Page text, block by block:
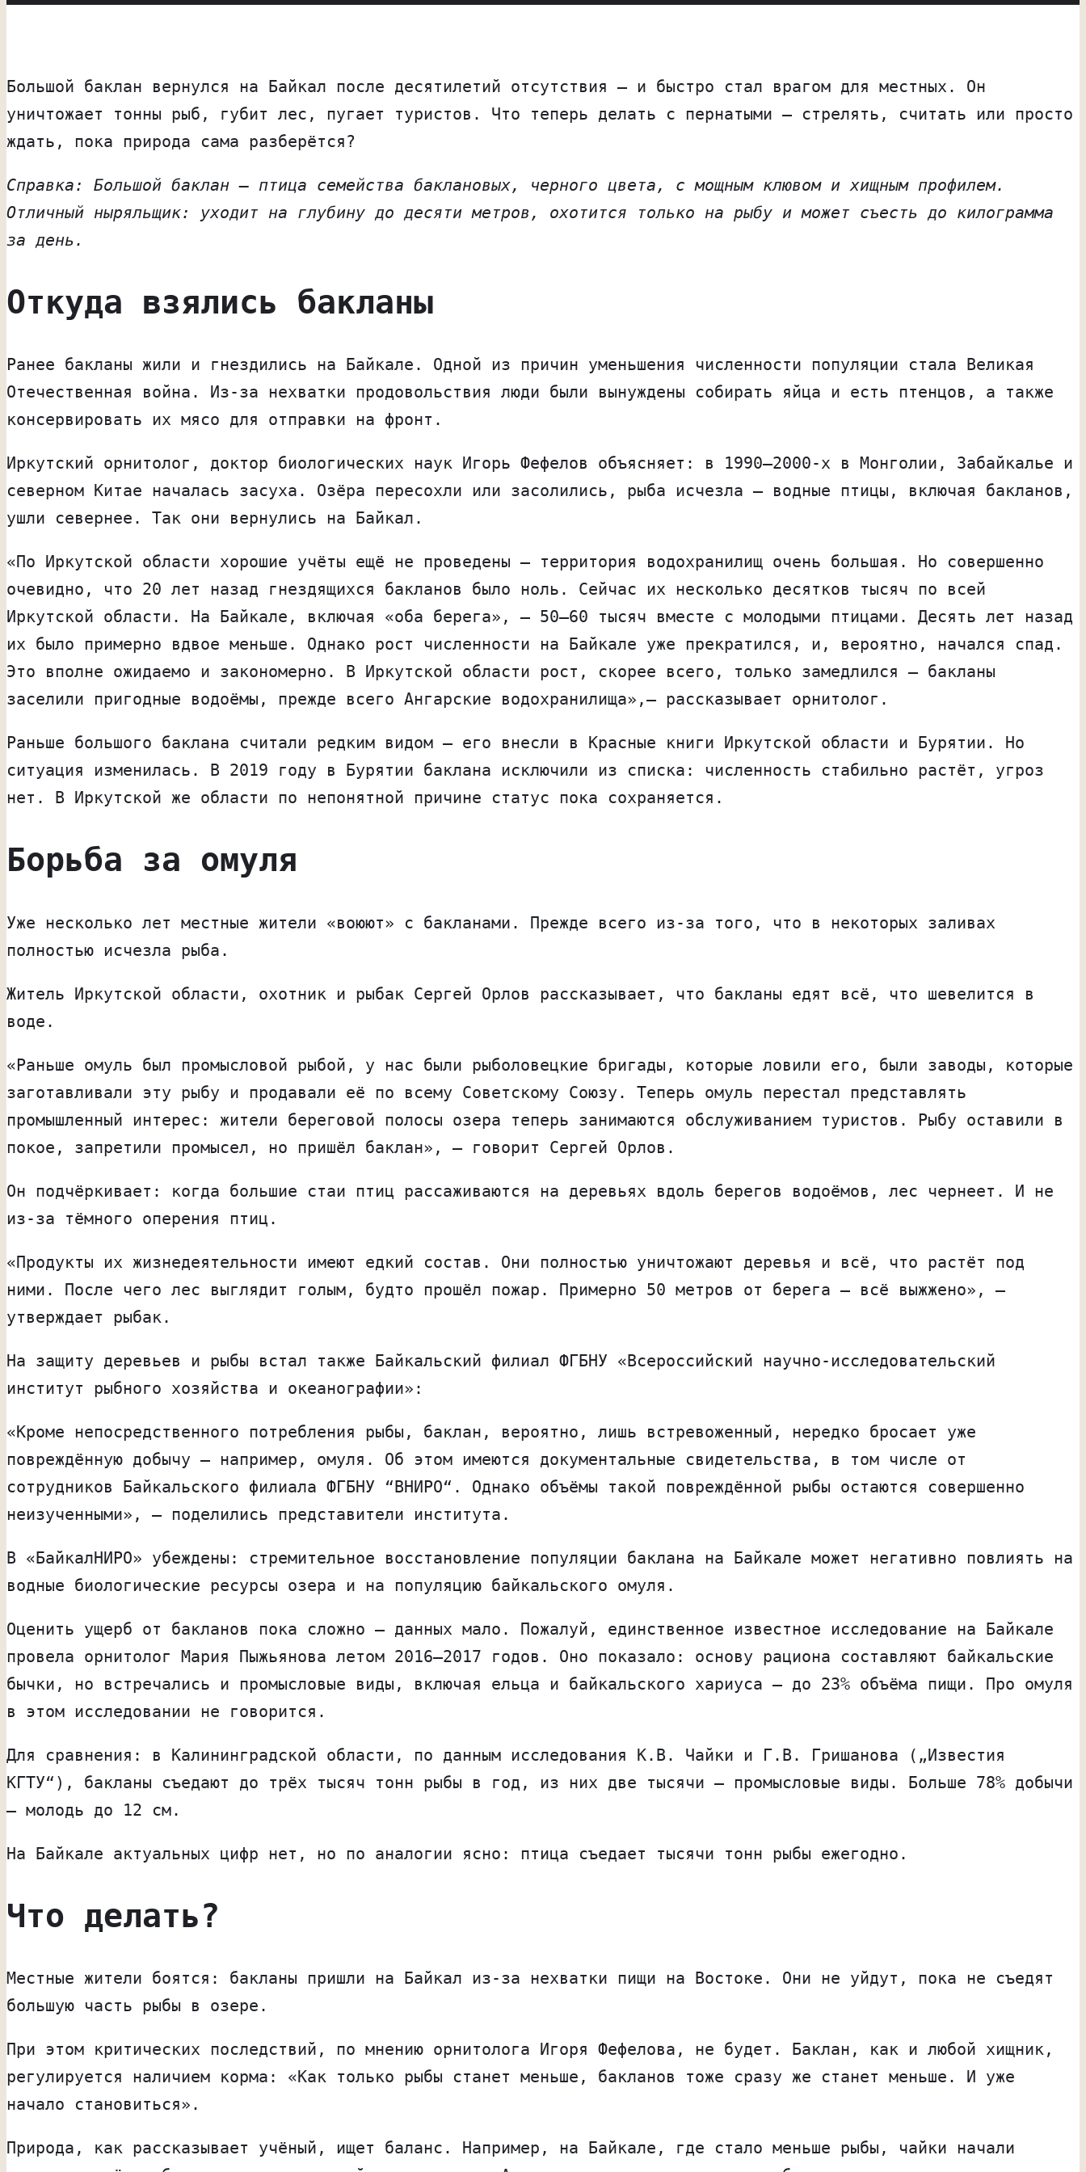
Большой баклан вернулся на Байкал после десятилетий отсутствия — и быстро стал врагом для местных. Он
уничтожает тонны рыб, губит лес, пугает туристов. Что теперь делать с пернатыми — стрелять, считать или просто
ждать, пока природа сама разберётся?
Справка: Большой баклан — птица семейства баклановых, черного цвета, с мощным клювом и хищным профилем.
Отличный ныряльщик: уходит на глубину до десяти метров, охотится только на рыбу и может съесть до килограмма
за день.
Откуда взялись бакланы
Ранее бакланы жили и гнездились на Байкале. Одной из причин уменьшения численности популяции стала Великая
Отечественная война. Из-за нехватки продовольствия люди были вынуждены собирать яйца и есть птенцов, а также
консервировать их мясо для отправки на фронт.
Иркутский орнитолог, доктор биологических наук Игорь Фефелов объясняет: в 1990–2000-х в Монголии, Забайкалье и
северном Китае началась засуха. Озёра пересохли или засолились, рыба исчезла — водные птицы, включая бакланов,
ушли севернее. Так они вернулись на Байкал.
«По Иркутской области хорошие учёты ещё не проведены — территория водохранилищ очень большая. Но совершенно
очевидно, что 20 лет назад гнездящихся бакланов было ноль. Сейчас их несколько десятков тысяч по всей
Иркутской области. На Байкале, включая «оба берега», — 50–60 тысяч вместе с молодыми птицами. Десять лет назад
их было примерно вдвое меньше. Однако рост численности на Байкале уже прекратился, и, вероятно, начался спад.
Это вполне ожидаемо и закономерно. В Иркутской области рост, скорее всего, только замедлился — бакланы
заселили пригодные водоёмы, прежде всего Ангарские водохранилища»,– рассказывает орнитолог.
Раньше большого баклана считали редким видом — его внесли в Красные книги Иркутской области и Бурятии. Но
ситуация изменилась. В 2019 году в Бурятии баклана исключили из списка: численность стабильно растёт, угроз
нет. В Иркутской же области по непонятной причине статус пока сохраняется.
Борьба за омуля
Уже несколько лет местные жители «воюют» с бакланами. Прежде всего из-за того, что в некоторых заливах
полностью исчезла рыба.
Житель Иркутской области, охотник и рыбак Сергей Орлов рассказывает, что бакланы едят всё, что шевелится в
воде.
«Раньше омуль был промысловой рыбой, у нас были рыболовецкие бригады, которые ловили его, были заводы, которые
заготавливали эту рыбу и продавали её по всему Советскому Союзу. Теперь омуль перестал представлять
промышленный интерес: жители береговой полосы озера теперь занимаются обслуживанием туристов. Рыбу оставили в
покое, запретили промысел, но пришёл баклан», — говорит Сергей Орлов.
Он подчёркивает: когда большие стаи птиц рассаживаются на деревьях вдоль берегов водоёмов, лес чернеет. И не
из-за тёмного оперения птиц.
«Продукты их жизнедеятельности имеют едкий состав. Они полностью уничтожают деревья и всё, что растёт под
ними. После чего лес выглядит голым, будто прошёл пожар. Примерно 50 метров от берега — всё выжжено», —
утверждает рыбак.
На защиту деревьев и рыбы встал также Байкальский филиал ФГБНУ «Всероссийский научно-исследовательский
институт рыбного хозяйства и океанографии»:
«Кроме непосредственного потребления рыбы, баклан, вероятно, лишь встревоженный, нередко бросает уже
повреждённую добычу — например, омуля. Об этом имеются документальные свидетельства, в том числе от
сотрудников Байкальского филиала ФГБНУ “ВНИРО“. Однако объёмы такой повреждённой рыбы остаются совершенно
неизученными», — поделились представители института.
В «БайкалНИРО» убеждены: стремительное восстановление популяции баклана на Байкале может негативно повлиять на
водные биологические ресурсы озера и на популяцию байкальского омуля.
Оценить ущерб от бакланов пока сложно — данных мало. Пожалуй, единственное известное исследование на Байкале
провела орнитолог Мария Пыжьянова летом 2016–2017 годов. Оно показало: основу рациона составляют байкальские
бычки, но встречались и промысловые виды, включая ельца и байкальского хариуса — до 23% объёма пищи. Про омуля
в этом исследовании не говорится.
Для сравнения: в Калининградской области, по данным исследования К.В. Чайки и Г.В. Гришанова („Известия
КГТУ“), бакланы съедают до трёх тысяч тонн рыбы в год, из них две тысячи — промысловые виды. Больше 78% добычи
— молодь до 12 см.
На Байкале актуальных цифр нет, но по аналогии ясно: птица съедает тысячи тонн рыбы ежегодно.
Что делать?
Местные жители боятся: бакланы пришли на Байкал из-за нехватки пищи на Востоке. Они не уйдут, пока не съедят
большую часть рыбы в озере.
При этом критических последствий, по мнению орнитолога Игоря Фефелова, не будет. Баклан, как и любой хищник,
регулируется наличием корма: «Как только рыбы станет меньше, бакланов тоже сразу же станет меньше. И уже
начало становиться».
Природа, как рассказывает учёный, ищет баланс. Например, на Байкале, где стало меньше рыбы, чайки начали